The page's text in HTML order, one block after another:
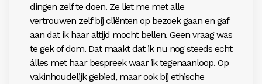
dingen zelf te doen. Ze liet me met alle
vertrouwen zelf bij cliënten op bezoek gaan en gaf
aan dat ik haar altijd mocht bellen. Geen vraag was
te gek of dom. Dat maakt dat ik nu nog steeds echt
álles met haar bespreek waar ik tegenaanloop. Op
vakinhoudelijk gebied, maar ook bij ethische